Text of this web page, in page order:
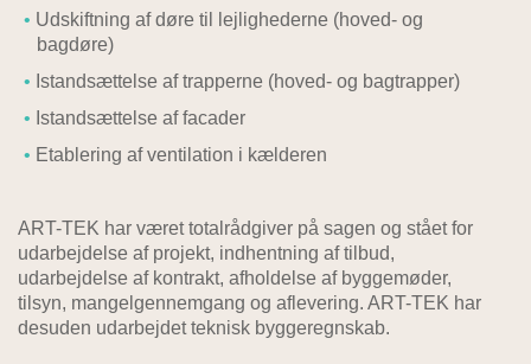
Udskiftning af døre til lejlighederne (hoved- og
bagdøre)
Istandsættelse af trapperne (hoved- og bagtrapper)
Istandsættelse af facader
Etablering af ventilation i kælderen
ART-TEK har været totalrådgiver på sagen og stået for
udarbejdelse af projekt, indhentning af tilbud,
udarbejdelse af kontrakt, afholdelse af byggemøder,
tilsyn, mangelgennemgang og aflevering. ART-TEK har
desuden udarbejdet teknisk byggeregnskab.